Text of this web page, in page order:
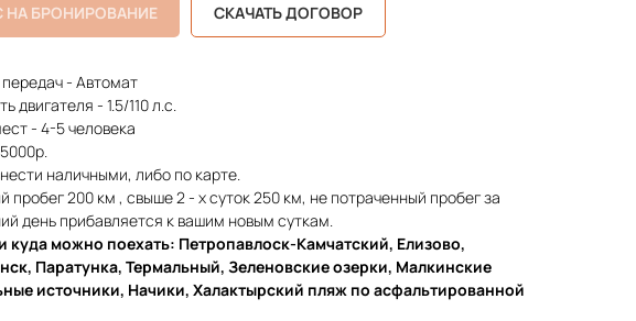
НА БРОНИРОВАНИЕ СКАЧАТЬ ДОГОВОР
- Автомат
двигателя - 1.5/110 л.с.
- 4-5 человека
наличными, либо по карте.
пробег 200 км , свыше 2 - х суток 250 км, не потраченный пробег за
день прибавляется к вашим новым суткам.
куда можно поехать: Петропавлоск-Камчатский, Елизово,
Паратунка, Термальный, Зеленовские озерки, Малкинские
источники, Начики, Халактырский пляж по асфальтированной